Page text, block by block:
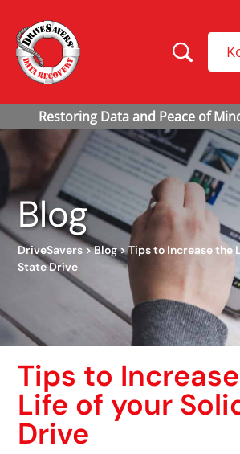
Blog
DriveSavers>Blog>Tips to Increase the
State Drive
Tips to
Life of your
Drive